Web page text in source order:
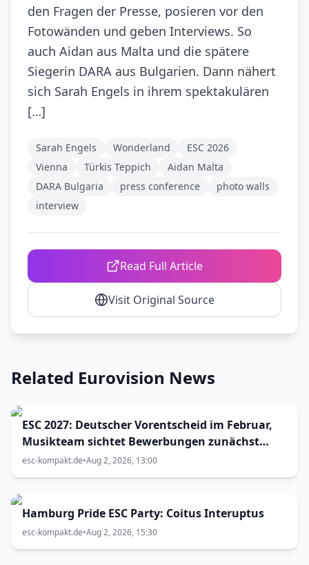
den Fragen der Presse, posieren vor den
Fotowänden und geben Interviews. So
auch Aidan aus Malta und die spätere
Siegerin DARA aus Bulgarien. Dann nähert
sich Sarah Engels in ihrem spektakulären
[…]
Sarah Engels Wonderland
ESC 2026
Vienna
Türkis Teppich
Aidan Malta
DARA Bulgaria
press conference
photo walls
interview
Read Full Article
Visit Original Source
Related Eurovision News
ESC 2027: Deutscher Vorentscheid im Februar,
Musikteam sichtet Bewerbungen zunächst
alleine
esc-kompakt.de•Aug 2, 2026, 13:00
Hamburg Pride ESC Party: Coitus Interuptus
esc-kompakt.de•Aug 2, 2026, 15:30